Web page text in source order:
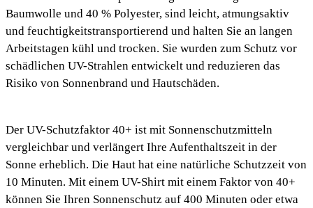
Baumwolle und 40 % Polyester, sind leicht, atmungsaktiv
und feuchtigkeitstransportierend und halten Sie an langen
Arbeitstagen kühl und trocken. Sie wurden zum Schutz vor
schädlichen UV-Strahlen entwickelt und reduzieren das
Risiko von Sonnenbrand und Hautschäden.
Der UV-Schutzfaktor 40+ ist mit Sonnenschutzmitteln
vergleichbar und verlängert Ihre Aufenthaltszeit in der
Sonne erheblich. Die Haut hat eine natürliche Schutzzeit von
10 Minuten. Mit einem UV-Shirt mit einem Faktor von 40+
können Sie Ihren Sonnenschutz auf 400 Minuten oder etwa